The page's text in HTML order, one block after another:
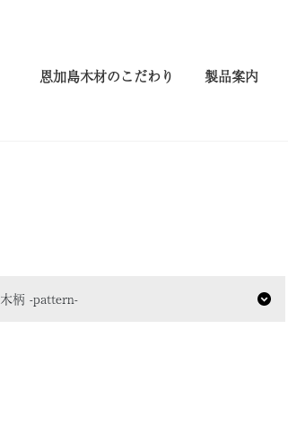
恩加島木材のこだわり 製品案内
木柄 -pattern-